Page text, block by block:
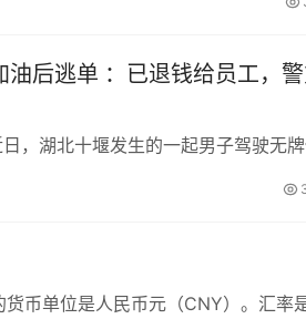
后逃单 ：已退钱给员工，
，湖北十堰发生的一起男子驾驶无
币单位是人民币元（CNY）。汇率